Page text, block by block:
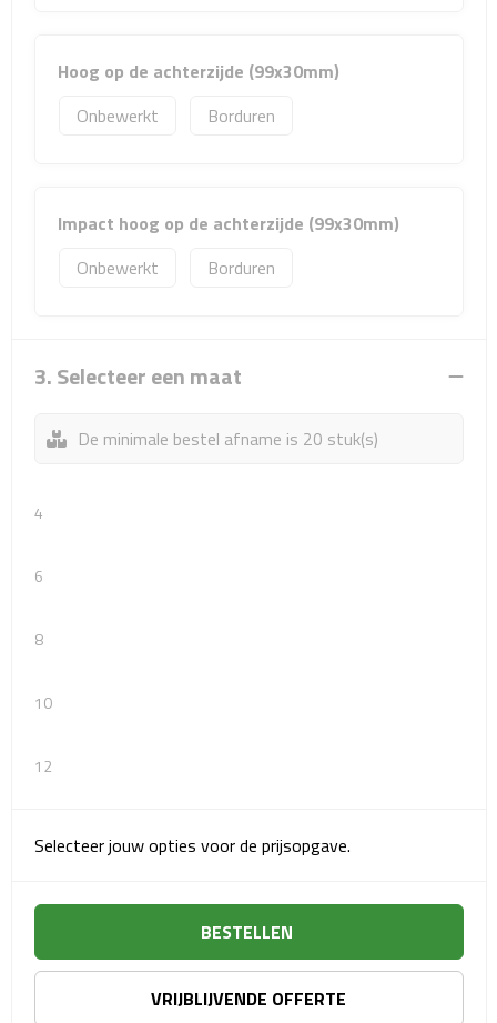
Picknick rugtassen
Heuptassen
Matrozentassen
Reisbekers
Opbergtasjes
Bagagelabels
Reiskussens
Reisstekkers
Auto Accessoires
Auto luchtverfrissers
Hoog op de achterzijde (99x30mm)
Onbewerkt
Borduren
Impact hoog op de achterzijde (99x30mm)
Onbewerkt
Borduren
3. Selecteer een maat
De minimale bestel afname is 20 stuk(s)
4
6
8
10
12
Selecteer jouw opties voor de prijsopgave.
BESTELLEN
VRIJBLIJVENDE OFFERTE